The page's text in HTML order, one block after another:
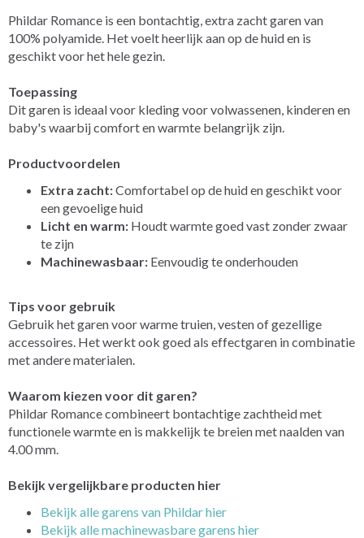
Phildar Romance is een bontachtig, extra zacht garen van
100% polyamide. Het voelt heerlijk aan op de huid en is
geschikt voor het hele gezin.
Toepassing
Dit garen is ideaal voor kleding voor volwassenen, kinderen en
baby's waarbij comfort en warmte belangrijk zijn.
Productvoordelen
Extra zacht:Comfortabel op de huid en geschikt voor
een gevoelige huid
Licht en warm: Houdt warmte goed vast zonder zwaar
te zijn
Machinewasbaar: Eenvoudig te onderhouden
Tips voor gebruik
Gebruik het garen voor warme truien, vesten of gezellige
accessoires. Het werkt ook goed als effectgaren in combinatie
met andere materialen.
Waarom kiezen voor dit garen?
Phildar Romance combineert bontachtige zachtheid met
functionele warmte en is makkelijk te breien met naalden van
4.00 mm.
Bekijk vergelijkbare producten hier
Bekijk alle garens van Phildar hier
Bekijk alle machinewasbare garens hier